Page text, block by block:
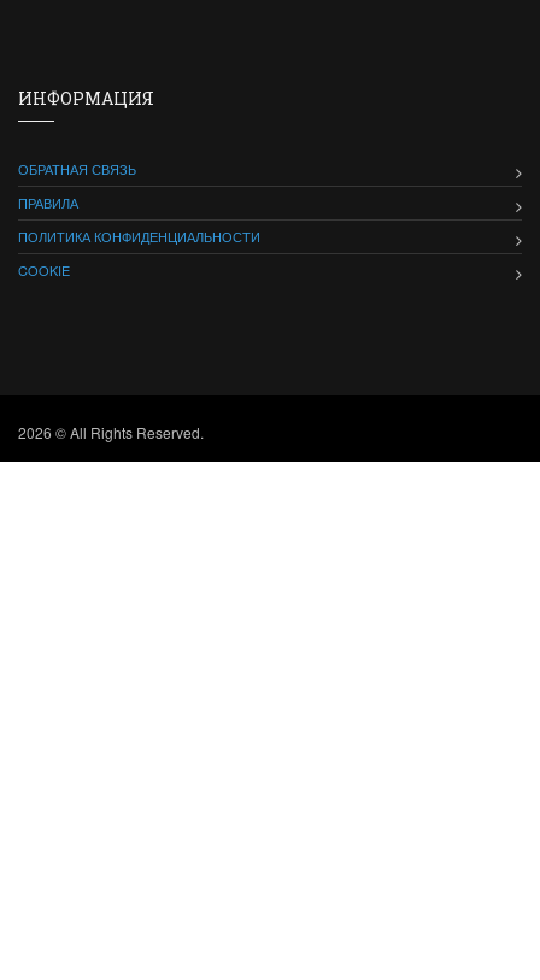
ИНФОРМАЦИЯ
ОБРАТНАЯ СВЯЗЬ
ПРАВИЛА
ПОЛИТИКА КОНФИДЕНЦИАЛЬНОСТИ
COOKIE
2026 © All Rights Reserved.